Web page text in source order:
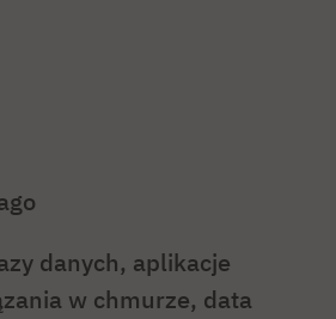
danych, aplikacje
w chmurze, data